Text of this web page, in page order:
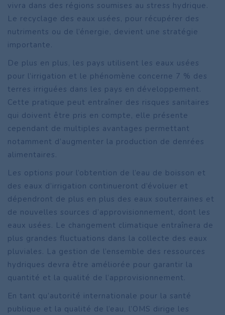
vivra dans des régions soumises au stress hydrique.
Le recyclage des eaux usées, pour récupérer des
nutriments ou de l’énergie, devient une stratégie
importante.
De plus en plus, les pays utilisent les eaux usées
pour l’irrigation et le phénomène concerne 7 % des
terres irriguées dans les pays en développement.
Cette pratique peut entraîner des risques sanitaires
qui doivent être pris en compte, elle présente
cependant de multiples avantages permettant
notamment d’augmenter la production de denrées
alimentaires.
Les options pour l’obtention de l’eau de boisson et
des eaux d’irrigation continueront d’évoluer et
dépendront de plus en plus des eaux souterraines et
de nouvelles sources d’approvisionnement, dont les
eaux usées. Le changement climatique entraînera de
plus grandes fluctuations dans la collecte des eaux
pluviales. La gestion de l’ensemble des ressources
hydriques devra être améliorée pour garantir la
quantité et la qualité de l’approvisionnement.
En tant qu’autorité internationale pour la santé
publique et la qualité de l’eau, l’OMS dirige les